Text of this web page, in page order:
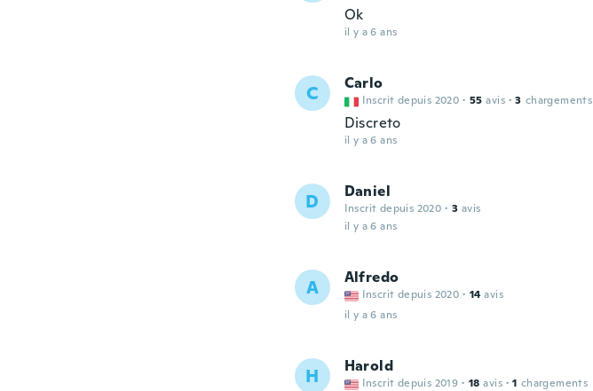
Ok
il y a 6 ans
C Carlo
Inscrit depuis 2020 · 55 avis · 3 chargements
Discreto
il y a 6 ans
D Daniel
Inscrit depuis 2020 · 3 avis
il y a 6 ans
A Alfredo
Inscrit depuis 2020 · 14 avis
il y a 6 ans
H Harold
Inscrit depuis 2019 · 18 avis · 1 chargements